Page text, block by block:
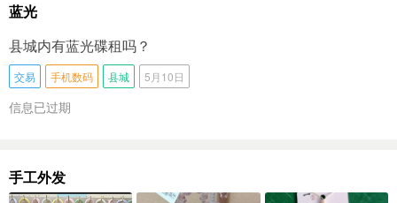
蓝光
县城内有蓝光碟租吗？
交易 手机数码 县城 5月10日
信息已过期
手工外发